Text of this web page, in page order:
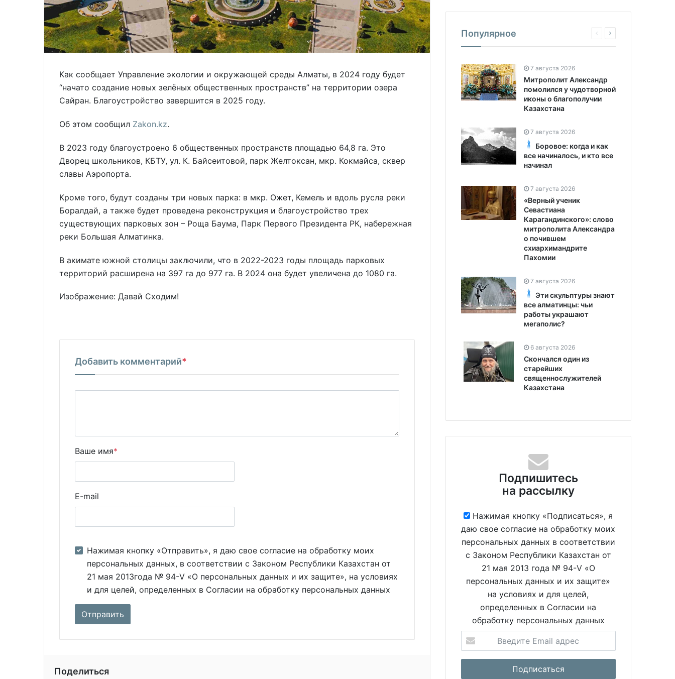
Как сообщает Управление экологии и окружающей среды Алматы, в 2024 году будет
“начато создание новых зелёных общественных пространств” на территории озера
Сайран. Благоустройство завершится в 2025 году.
Об этом сообщил Zakon.kz.
В 2023 году благоустроено 6 общественных пространств площадью 64,8 га. Это
Дворец школьников, КБТУ, ул. К. Байсеитовой, парк Желтоксан, мкр. Кокмайса, сквер
славы Аэропорта.
Кроме того, будут созданы три новых парка: в мкр. Ожет, Кемель и вдоль русла реки
Боралдай, а также будет проведена реконструкция и благоустройство трех
существующих парковых зон – Роща Баума, Парк Первого Президента РК, набережная
реки Большая Алматинка.
В акимате южной столицы заключили, что в 2022-2023 годы площадь парковых
территорий расширена на 397 га до 977 га. В 2024 она будет увеличена до 1080 га.
Изображение: Давай Сходим!
Добавить комментарий*
Ваше имя*
E-mail
Нажимая кнопку «Отправить», я даю свое согласие на обработку моих
персональных данных, в соответствии с Законом Республики Казахстан от
21 мая 2013года № 94-V «О персональных данных и их защите», на условиях
и для целей, определенных в Согласии на обработку персональных данных
Поделиться
Популярное
7 августа 2026
Митрополит Александр
помолился у чудотворной
иконы о благополучии
Казахстана
7 августа 2026
Боровое: когда и как
все начиналось, и кто все
начинал
7 августа 2026
«Верный ученик
Севастиана
Карагандинского»: слово
митрополита Александра
о почившем
схиархимандрите
Пахомии
7 августа 2026
Эти скульптуры знают
все алматинцы: чьи
работы украшают
мегаполис?
6 августа 2026
Скончался один из
старейших
священнослужителей
Казахстана
Подпишитесь
на рассылку
Нажимая кнопку «Подписаться», я
даю свое согласие на обработку моих
персональных данных в соответствии
с Законом Республики Казахстан от
21 мая 2013 года № 94-V «О
персональных данных и их защите»
на условиях и для целей,
определенных в Согласии на
обработку персональных данных